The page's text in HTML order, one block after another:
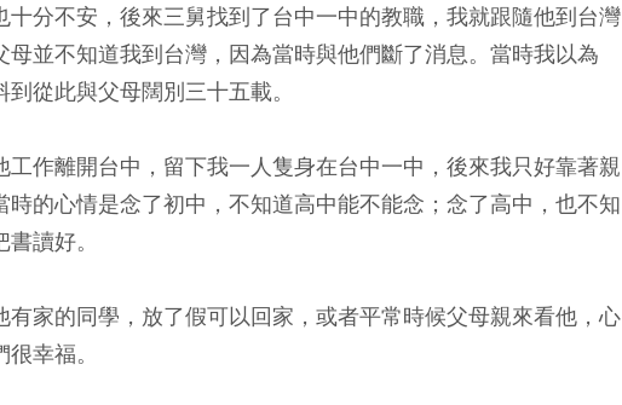
分不安，後來三舅找到了台中一中的教職，我就跟隨他到台灣
並不知道我到台灣，因為當時與他們斷了消息。當時我以為
從此與父母闊別三十五載。
作離開台中，留下我一人隻身在台中一中，後來我只好靠著親
的心情是念了初中，不知道高中能不能念；念了高中，也不知
讀好。
家的同學，放了假可以回家，或者平常時候父母親來看他，心
幸福。